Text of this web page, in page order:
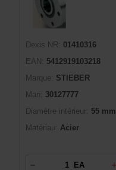
Dexis NR:
01410316
EAN:
5412919103218
Marque:
STIEBER
Man:
30127777
Diamètre intérieur: 55 mm
Matériau:
Acier
EA